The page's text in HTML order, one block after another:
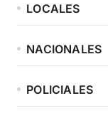
LOCALES
NACIONALES
POLICIALES